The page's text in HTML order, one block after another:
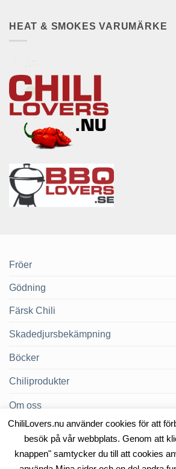
HEAT & SMOKES VARUMÄRKE
Fröer
Gödning
Färsk Chili
Skadedjursbekämpning
Böcker
Chiliprodukter
Om oss
Chilibloggen
ChiliLovers.nu använder cookies för att
besök på vår webbplats. Genom att
knappen" samtycker du till att cookies